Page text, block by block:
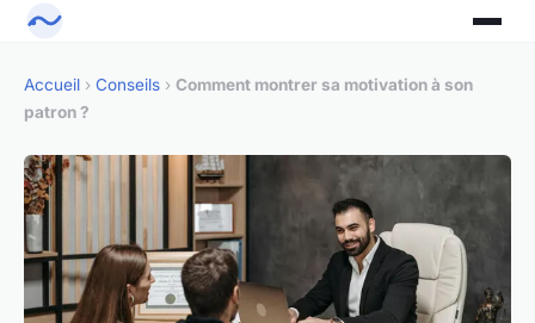
Accueil › Conseils › Comment montrer sa motivation à son
patron ?